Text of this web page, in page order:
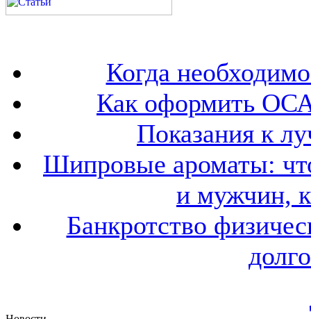
Когда
Как оформить
Показания к
Шипровые ароматы:
и мужчин,
Банкротство